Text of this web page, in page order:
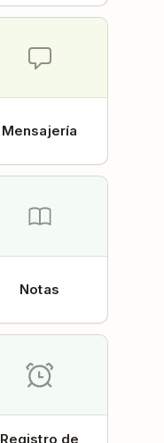
Mensajería
Notas
Registro de